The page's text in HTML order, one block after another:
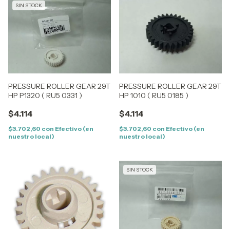
SIN STOCK
PRESSURE ROLLER GEAR 29T
HP P1320 ( RU5 0331 )
$4.114
$3.702,60 con Efectivo (en
nuestro local)
PRESSURE ROLLER GEAR 29T
HP 1010 ( RU5 0185 )
$4.114
$3.702,60 con Efectivo (en
nuestro local)
SIN STOCK